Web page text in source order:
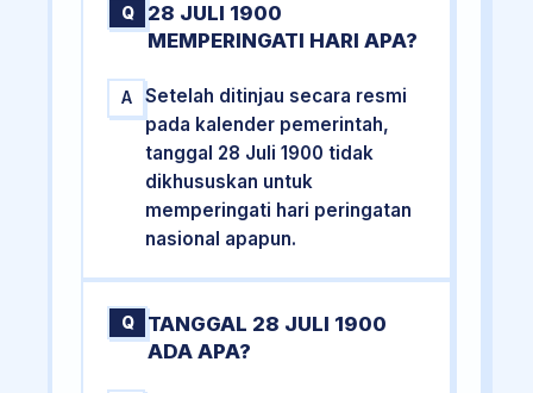
Q
28 JULI 1900
MEMPERINGATI HARI APA?
A
Setelah ditinjau secara resmi
pada kalender pemerintah,
tanggal 28 Juli 1900 tidak
dikhususkan untuk
memperingati hari peringatan
nasional apapun.
Q
TANGGAL 28 JULI 1900
ADA APA?